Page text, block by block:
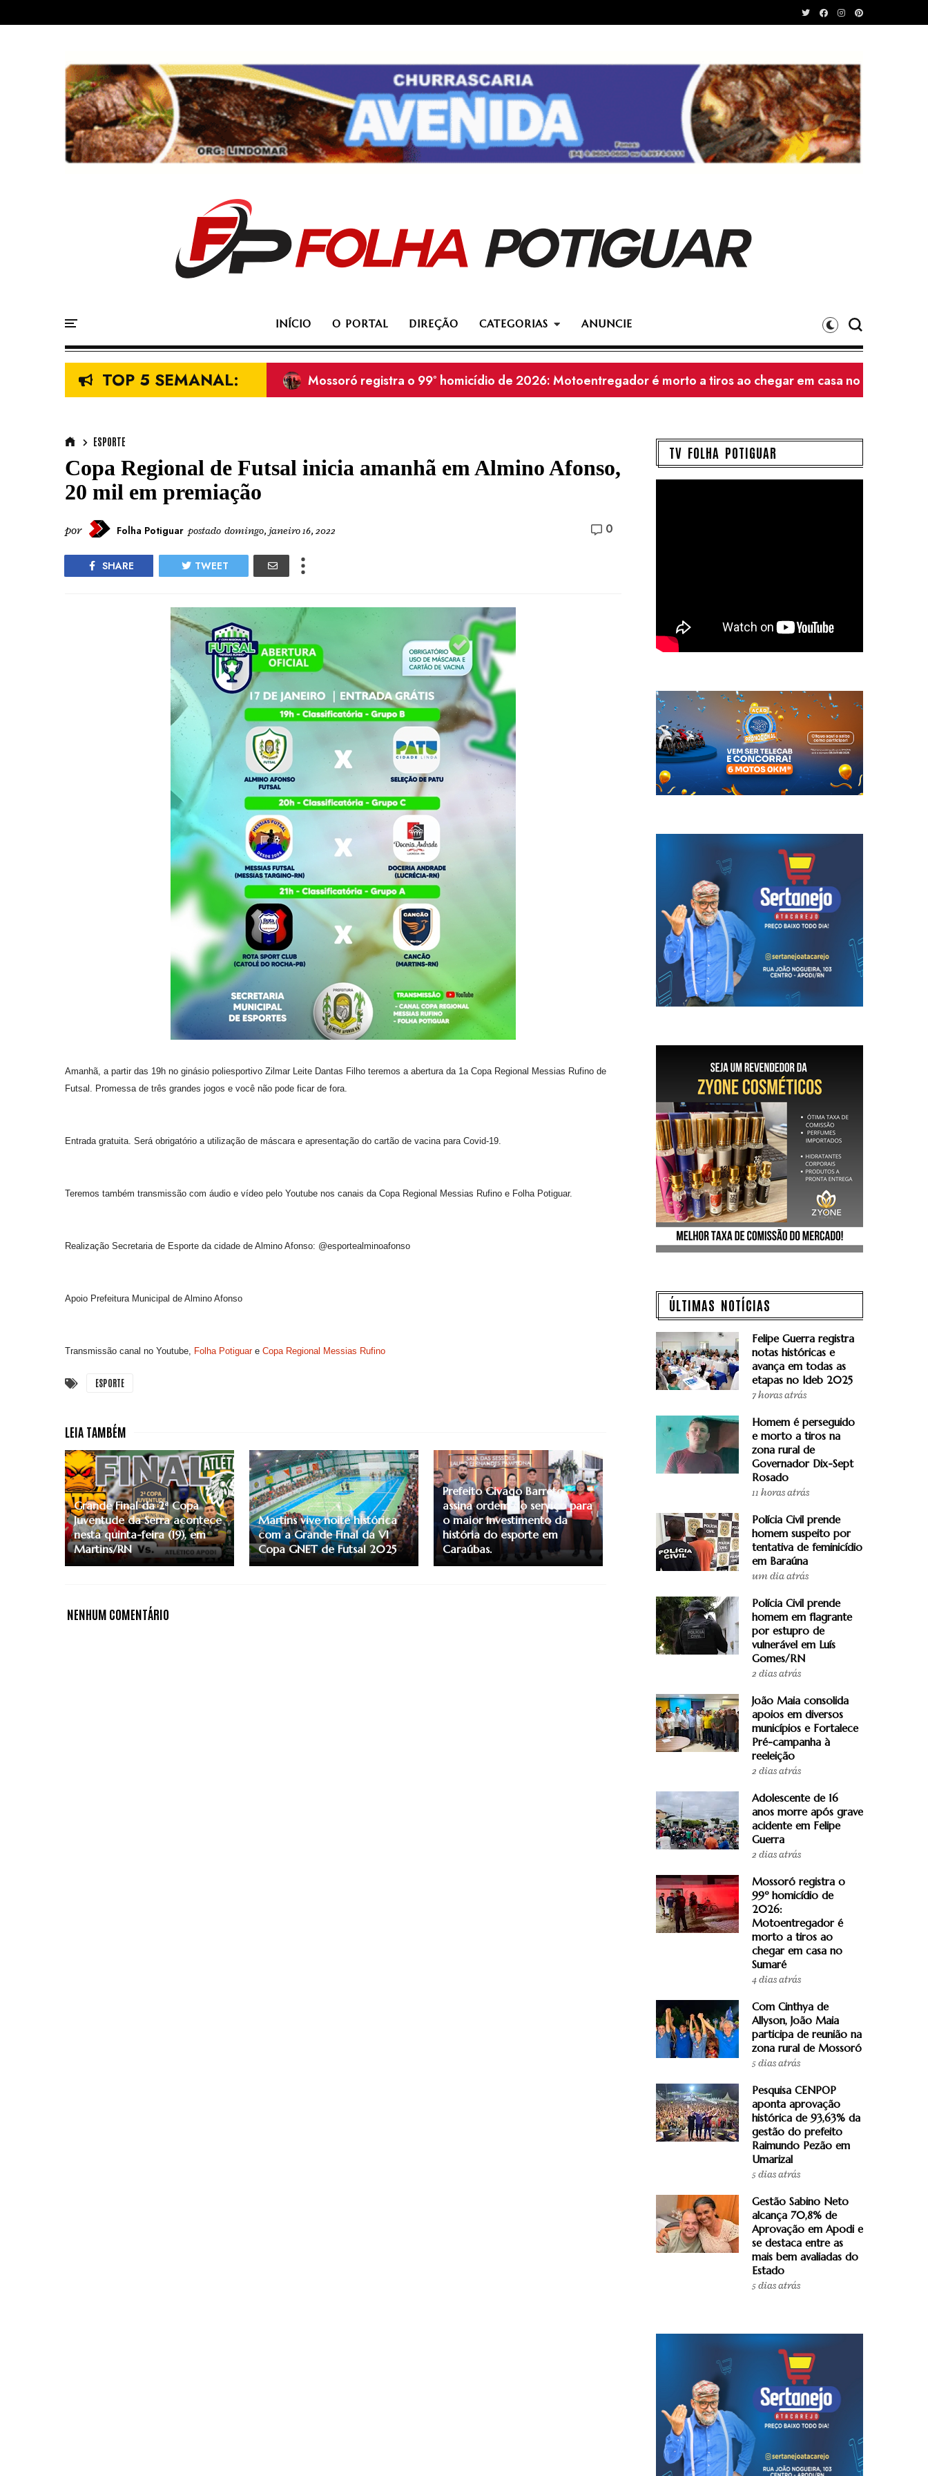
INÍCIO O PORTAL DIREÇÃO CATEGORIAS ANUNCIE
TOP 5 SEMANAL: Homem é perseguido e morto a tiros na zona rural de Governador Dix-Sept Rosado
ESPORTE
Copa Regional de Futsal inicia amanhã em Almino Afonso,
20 mil em premiação
por Folha Potiguar postado domingo, janeiro 16, 2022 0
SHARE TWEET
Amanhã, a partir das 19h no ginásio poliesportivo Zilmar Leite Dantas Filho teremos a abertura da 1a Copa Regional Messias Rufino de
Futsal. Promessa de três grandes jogos e você não pode ficar de fora.
Entrada gratuita. Será obrigatório a utilização de máscara e apresentação do cartão de vacina para Covid-19.
Teremos também transmissão com áudio e vídeo pelo Youtube nos canais da Copa Regional Messias Rufino e Folha Potiguar.
Realização Secretaria de Esporte da cidade de Almino Afonso: @esportealminoafonso
Apoio Prefeitura Municipal de Almino Afonso
Transmissão canal no Youtube, Folha Potiguare Copa Regional Messias Rufino
ESPORTE
Grande Final da 2ª Copa
Juventude da Serra acontece
nesta quinta-feira (19), em
Martins/RN
Martins vive noite histórica
com a Grande Final da VI
Copa GNET de Futsal 2025
Prefeito Givago Barreto,
assina ordem do serviço para
o maior investimento da
história do esporte em
Caraúbas.
NENHUM COMENTÁRIO
TV FOLHA POTIGUAR
ÚLTIMAS NOTÍCIAS
Felipe Guerra registra
notas históricas e
avança em todas as
etapas no Ideb 2025
7 horas atrás
Homem é perseguido
e morto a tiros na
zona rural de
Governador Dix-Sept
Rosado
11 horas atrás
Polícia Civil prende
homem suspeito por
tentativa de feminicídio
em Baraúna
um dia atrás
Polícia Civil prende
homem em flagrante
por estupro de
vulnerável em Luís
Gomes/RN
2 dias atrás
João Maia consolida
apoios em diversos
municípios e Fortalece
Pré-campanha à
reeleição
2 dias atrás
Adolescente de 16
anos morre após grave
acidente em Felipe
Guerra
2 dias atrás
Mossoró registra o
99º homicídio de
2026:
Motoentregador é
morto a tiros ao
chegar em casa no
Sumaré
4 dias atrás
Com Cinthya de
Allyson, João Maia
participa de reunião na
zona rural de Mossoró
5 dias atrás
Pesquisa CENPOP
aponta aprovação
histórica de 93,63% da
gestão do prefeito
Raimundo Pezão em
Umarizal
5 dias atrás
Gestão Sabino Neto
alcança 70,8% de
Aprovação em Apodi e
se destaca entre as
mais bem avaliadas do
Estado
5 dias atrás